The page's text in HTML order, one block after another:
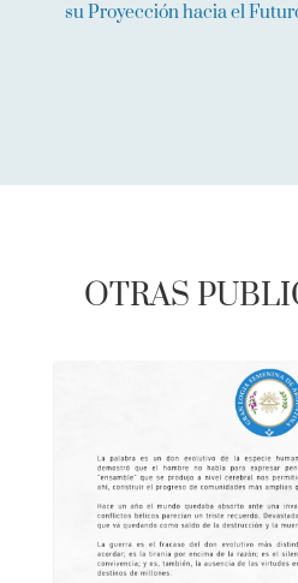
su Proyección hacia el
OTRAS